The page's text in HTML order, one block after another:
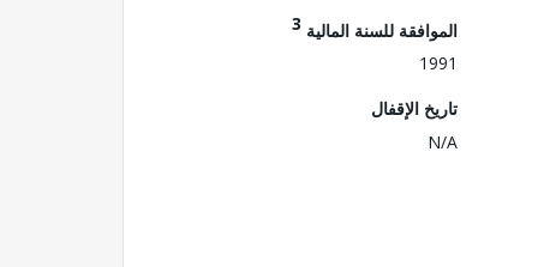
الموافقة للسنة المالية 3
1991
تاريخ الإقفال
N/A